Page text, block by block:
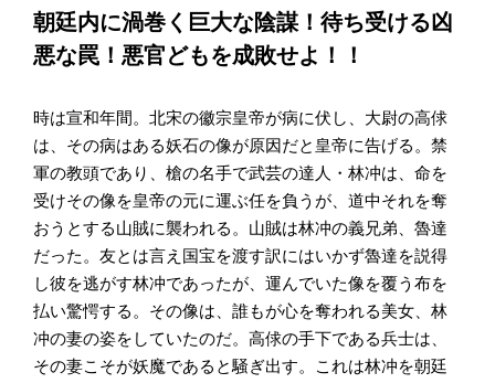
朝廷内に渦巻く巨大な陰謀！待ち受ける凶
悪な罠！悪官どもを成敗せよ！！
時は宣和年間。北宋の徽宗皇帝が病に伏し、大尉の高俅
は、その病はある妖石の像が原因だと皇帝に告げる。禁
軍の教頭であり、槍の名手で武芸の達人・林冲は、命を
受けその像を皇帝の元に運ぶ任を負うが、道中それを奪
おうとする山賊に襲われる。山賊は林冲の義兄弟、魯達
だった。友とは言え国宝を渡す訳にはいかず魯達を説得
し彼を逃がす林冲であったが、運んでいた像を覆う布を
払い驚愕する。その像は、誰もが心を奪われる美女、林
冲の妻の姿をしていたのだ。高俅の手下である兵士は、
その妻こそが妖魔であると騒ぎ出す。これは林冲を朝廷